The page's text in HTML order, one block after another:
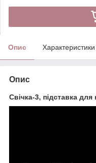
Опис Характеристики
Опис
Свічка-3, підставка для